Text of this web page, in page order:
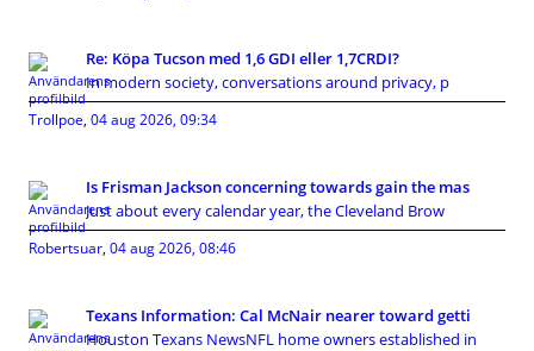
Re: Köpa Tucson med 1,6 GDI eller 1,7CRDI?
In modern society, conversations around privacy, p
Trollpoe, 04 aug 2026, 09:34
Is Frisman Jackson concerning towards gain the mas
Just about every calendar year, the Cleveland Brow
Robertsuar, 04 aug 2026, 08:46
Texans Information: Cal McNair nearer toward getti
Houston Texans NewsNFL home owners established in